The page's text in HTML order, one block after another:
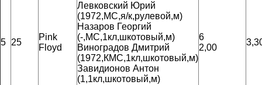
5 25
Pink
Floyd
Левковский Юрий
(1972,МС,я/к,рулевой,м)
Назаров Георгий
(-,МС,1кл,шкотовый,м)
Виноградов Дмитрий
(1972,КМС,1кл,шкотовый,м)
Завидионов Антон
(1,1кл,шкотовый,м)
6
2,00